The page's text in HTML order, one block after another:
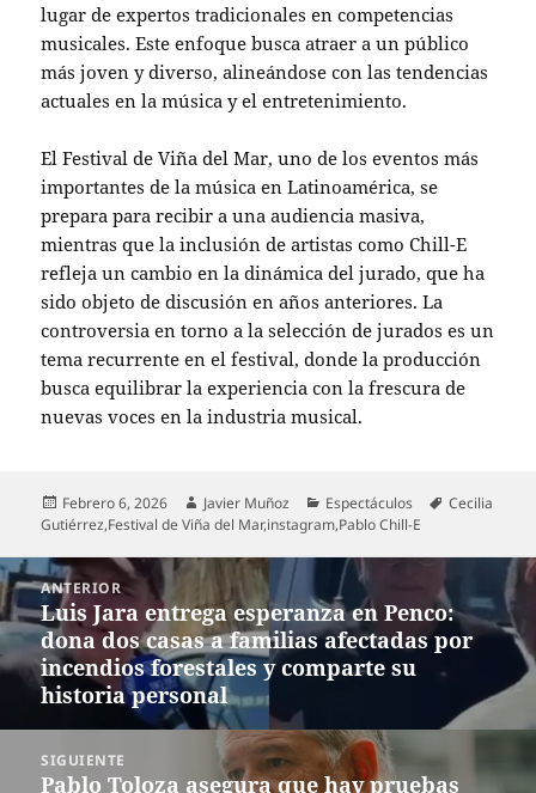
lugar de expertos tradicionales en competencias
musicales. Este enfoque busca atraer a un público
más joven y diverso, alineándose con las tendencias
actuales en la música y el entretenimiento.
El Festival de Viña del Mar, uno de los eventos más
importantes de la música en Latinoamérica, se
prepara para recibir a una audiencia masiva,
mientras que la inclusión de artistas como Chill-E
refleja un cambio en la dinámica del jurado, que ha
sido objeto de discusión en años anteriores. La
controversia en torno a la selección de jurados es un
tema recurrente en el festival, donde la producción
busca equilibrar la experiencia con la frescura de
nuevas voces en la industria musical.
Publicado
el
Febrero 6, 2026 Autor
Javier Muñoz Categorías
Espectáculos Etiquetas
Cecilia
Gutiérrez,Festival de Viña del Mar,instagram,Pablo Chill-E
Navegación
de
entradas
ANTERIOR
Entrada
anterior:
Luis Jara entrega esperanza en Penco:
dona dos casas a familias afectadas por
incendios forestales y comparte su
historia personal
SIGUIENTE
Entrada
Pablo Toloza asegura que hay pruebas